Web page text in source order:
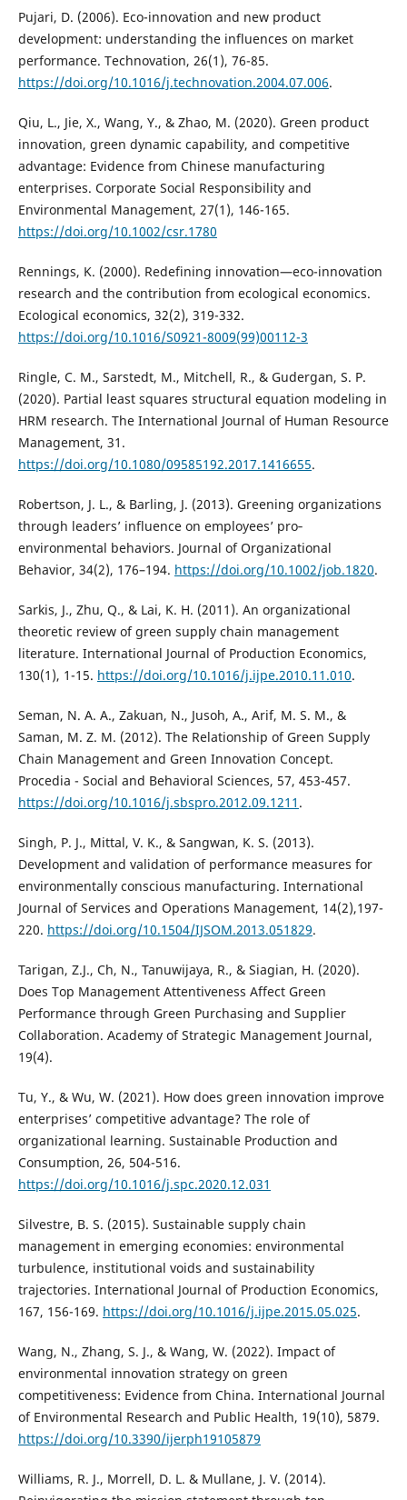
Pujari, D. (2006). Eco-innovation and new product
development: understanding the influences on market
performance. Technovation, 26(1), 76-85.
https://doi.org/10.1016/j.technovation.2004.07.006.
Qiu, L., Jie, X., Wang, Y., & Zhao, M. (2020). Green product
innovation, green dynamic capability, and competitive
advantage: Evidence from Chinese manufacturing
enterprises. Corporate Social Responsibility and
Environmental Management, 27(1), 146-165.
https://doi.org/10.1002/csr.1780
Rennings, K. (2000). Redefining innovation—eco-innovation
research and the contribution from ecological economics.
Ecological economics, 32(2), 319-332.
https://doi.org/10.1016/S0921-8009(99)00112-3
Ringle, C. M., Sarstedt, M., Mitchell, R., & Gudergan, S. P.
(2020). Partial least squares structural equation modeling in
HRM research. The International Journal of Human Resource
Management, 31.
https://doi.org/10.1080/09585192.2017.1416655.
Robertson, J. L., & Barling, J. (2013). Greening organizations
through leaders’ influence on employees’ pro‐
environmental behaviors. Journal of Organizational
Behavior, 34(2), 176–194. https://doi.org/10.1002/job.1820.
Sarkis, J., Zhu, Q., & Lai, K. H. (2011). An organizational
theoretic review of green supply chain management
literature. International Journal of Production Economics,
130(1), 1-15. https://doi.org/10.1016/j.ijpe.2010.11.010.
Seman, N. A. A., Zakuan, N., Jusoh, A., Arif, M. S. M., &
Saman, M. Z. M. (2012). The Relationship of Green Supply
Chain Management and Green Innovation Concept.
Procedia - Social and Behavioral Sciences, 57, 453-457.
https://doi.org/10.1016/j.sbspro.2012.09.1211 .
Singh, P. J., Mittal, V. K., & Sangwan, K. S. (2013).
Development and validation of performance measures for
environmentally conscious manufacturing. International
Journal of Services and Operations Management, 14(2),197-
220. https://doi.org/10.1504/IJSOM.2013.051829.
Tarigan, Z.J., Ch, N., Tanuwijaya, R., & Siagian, H. (2020).
Does Top Management Attentiveness Affect Green
Performance through Green Purchasing and Supplier
Collaboration. Academy of Strategic Management Journal,
19(4).
Tu, Y., & Wu, W. (2021). How does green innovation improve
enterprises’ competitive advantage? The role of
organizational learning. Sustainable Production and
Consumption, 26, 504-516.
https://doi.org/10.1016/j.spc.2020.12.031
Silvestre, B. S. (2015). Sustainable supply chain
management in emerging economies: environmental
turbulence, institutional voids and sustainability
trajectories. International Journal of Production Economics,
167, 156-169. https://doi.org/10.1016/j.ijpe.2015.05.025.
Wang, N., Zhang, S. J., & Wang, W. (2022). Impact of
environmental innovation strategy on green
competitiveness: Evidence from China. International Journal
of Environmental Research and Public Health, 19(10), 5879.
https://doi.org/10.3390/ijerph19105879
Williams, R. J., Morrell, D. L. & Mullane, J. V. (2014).